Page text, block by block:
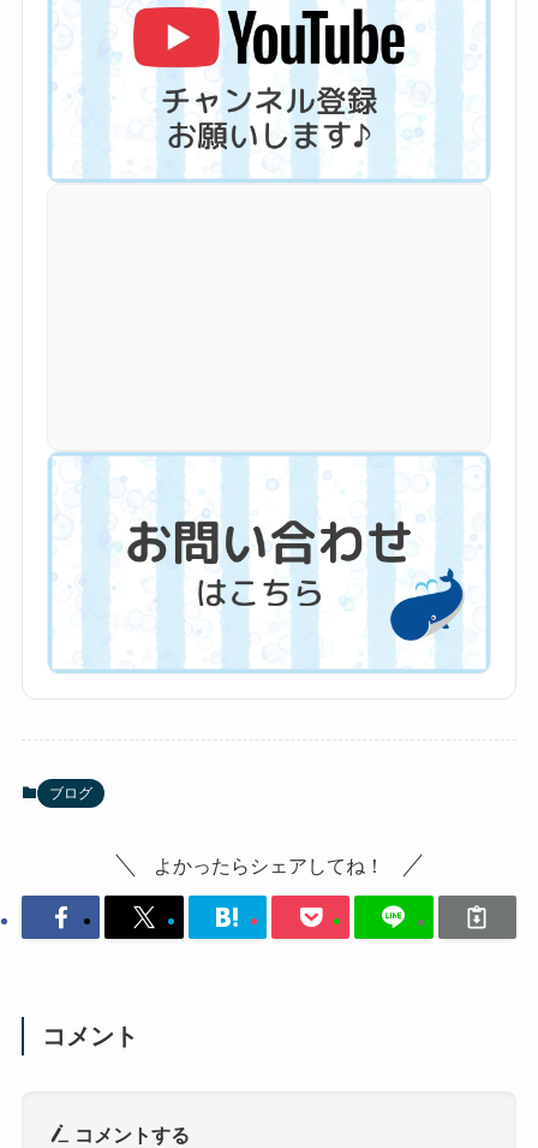
ブログ
よかったらシェアしてね！
コメント
コメントする